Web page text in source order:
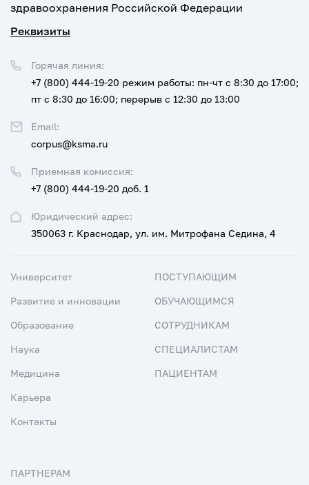
здравоохранения Российской Федерации
Реквизиты
Юридический адрес:
350063 г. Краснодар, ул. им. Митрофана Седина, 4
Приемная комиссия:
+7 (800) 444-19-20 доб. 1
Горячая линия:
+7 (800) 444-19-20 режим работы: пн-чт с 8:30 до 17:00;
пт с 8:30 до 16:00; перерыв с 12:30 до 13:00
Email:
corpus@ksma.ru
Университет
Развитие и инновации
Образование
Наука
Медицина
Карьера
Контакты
ПОСТУПАЮЩИМ
ОБУЧАЮЩИМСЯ
СОТРУДНИКАМ
СПЕЦИАЛИСТАМ
ПАЦИЕНТАМ
ПАРТНЕРАМ